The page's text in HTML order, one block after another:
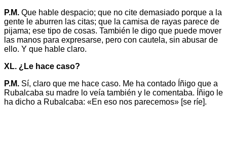
P.M. Que hable despacio; que no cite demasiado porque a la
gente le aburren las citas; que la camisa de rayas parece de
pijama; ese tipo de cosas. También le digo que puede mover
las manos para expresarse, pero con cautela, sin abusar de
ello. Y que hable claro.
XL. ¿Le hace caso?
P.M. Sí, claro que me hace caso. Me ha contado Íñigo que a
Rubalcaba su madre lo veía también y le comentaba. Íñigo le
ha dicho a Rubalcaba: «En eso nos parecemos» [se ríe].